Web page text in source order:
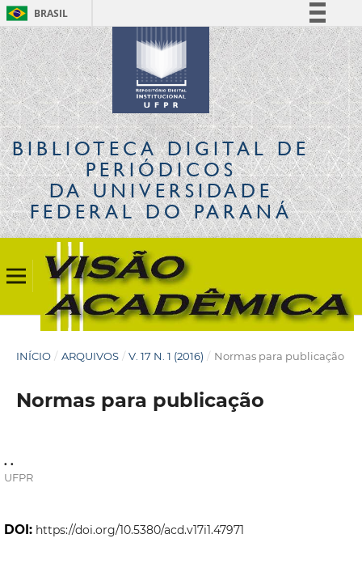
BRASIL
Simplifique!
Comunica BR
Participe
Acesso à informação
Legislação
Canais
BIBLIOTECA DIGITALDE
PERIÓDICOS
DA UNIVERSIDADE
FEDERAL DO PARANÁ
INÍCIO / ARQUIVOS / V. 17 N. 1 (2016) / Normas para publicação
Normas para publicação
. .
UFPR
DOI: https://doi.org/10.5380/acd.v17i1.47971